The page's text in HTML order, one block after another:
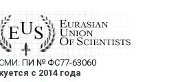
Союз Ученых —
ПИ № ФС77-63060
с 2014 года